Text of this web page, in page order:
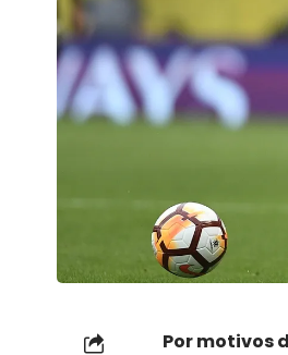
Por motivos